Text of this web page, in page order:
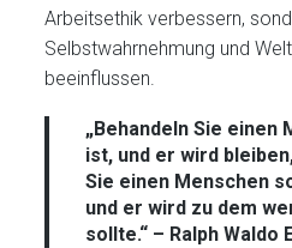
Arbeitsethik verbessern,
Selbstwahrnehmung und
beeinflussen.
„Behandeln Sie einen
ist, und er wird
Sie einen Menschen
und er wird zu dem
sollte.“ – Ralph Waldo